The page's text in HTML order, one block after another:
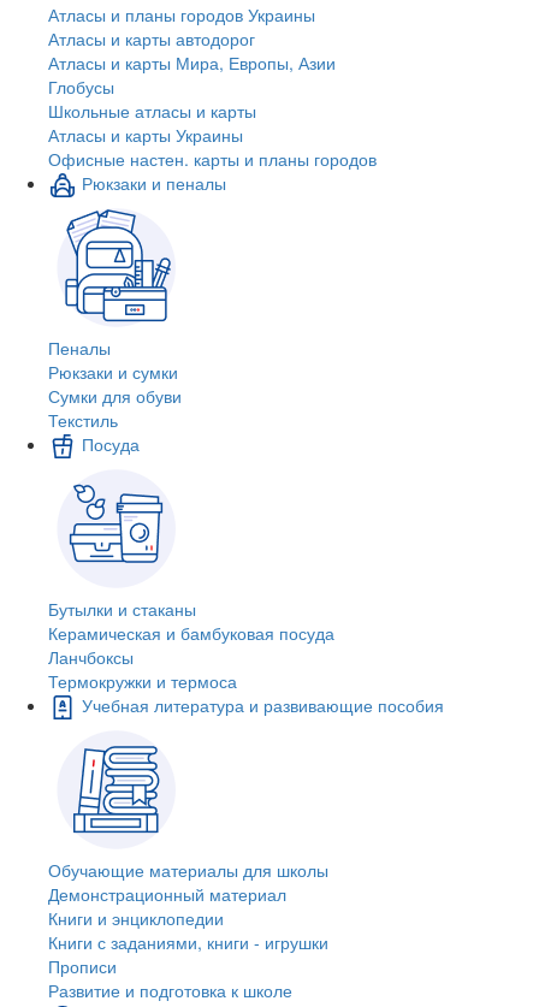
Атласы и планы городов Украины
Атласы и карты автодорог
Атласы и карты Мира, Европы, Азии
Глобусы
Школьные атласы и карты
Атласы и карты Украины
Офисные настен. карты и планы городов
Рюкзаки и пеналы
Пеналы
Рюкзаки и сумки
Сумки для обуви
Текстиль
Посуда
Бутылки и стаканы
Керамическая и бамбуковая посуда
Ланчбоксы
Термокружки и термоса
Учебная литература и развивающие пособия
Обучающие материалы для школы
Демонстрационный материал
Книги и энциклопедии
Книги с заданиями, книги - игрушки
Прописи
Развитие и подготовка к школе